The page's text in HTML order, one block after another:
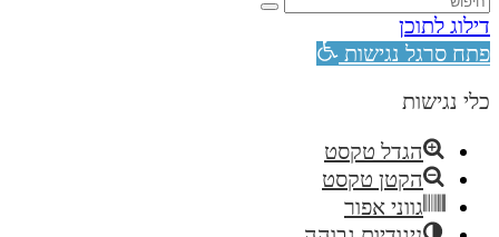
דילוג לתוכן
פתח סרגל נגישות
כלי נגישות
הגדל טקסט
הקטן טקסט
גווני אפור